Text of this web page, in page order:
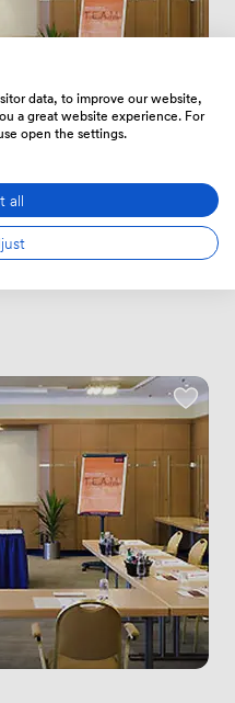
data, to improve our website,
a great website experience. For
open the settings.
all